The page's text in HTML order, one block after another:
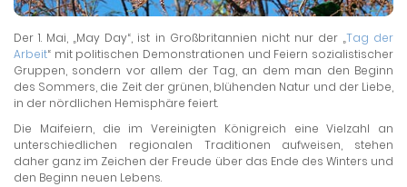
Der 1. Mai, „May Day“, ist in Großbritannien nicht nur der „Tag der
Arbeit“ mit politischen Demonstrationen und Feiern sozialistischer
Gruppen, sondern vor allem der Tag, an dem man den Beginn
des Sommers, die Zeit der grünen, blühenden Natur und der Liebe,
in der nördlichen Hemisphäre feiert.
Die Maifeiern, die im Vereinigten Königreich eine Vielzahl an
unterschiedlichen regionalen Traditionen aufweisen, stehen
daher ganz im Zeichen der Freude über das Ende des Winters und
den Beginn neuen Lebens.